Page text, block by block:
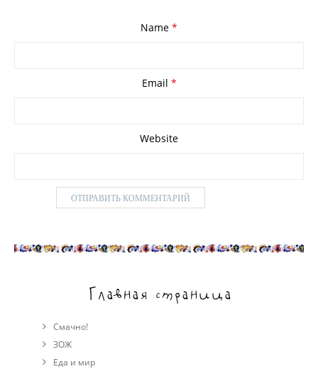
Name *
Email *
Website
Главная страница
Смачно!
ЗОЖ
Еда и мир